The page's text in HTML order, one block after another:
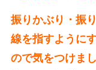
振りかぶり・振
線を指すように
ので気をつけま